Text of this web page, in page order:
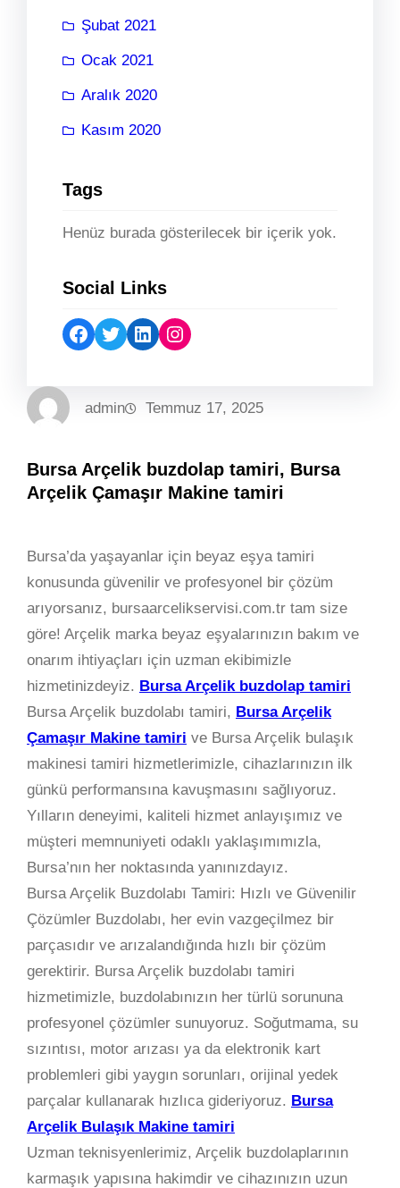
Şubat 2021
Ocak 2021
Aralık 2020
Kasım 2020
Tags
Henüz burada gösterilecek bir içerik yok.
Social Links
Facebook Twitter LinkedIn Instagram
admin Temmuz 17, 2025
Bursa Arçelik buzdolap tamiri, Bursa
Arçelik Çamaşır Makine tamiri
Bursa’da yaşayanlar için beyaz eşya tamiri
konusunda güvenilir ve profesyonel bir çözüm
arıyorsanız, bursaarcelikservisi.com.tr tam size
göre! Arçelik marka beyaz eşyalarınızın bakım ve
onarım ihtiyaçları için uzman ekibimizle
hizmetinizdeyiz. Bursa Arçelik buzdolap tamiri
Bursa Arçelik buzdolabı tamiri, Bursa Arçelik
Çamaşır Makine tamiri ve Bursa Arçelik bulaşık
makinesi tamiri hizmetlerimizle, cihazlarınızın ilk
günkü performansına kavuşmasını sağlıyoruz.
Yılların deneyimi, kaliteli hizmet anlayışımız ve
müşteri memnuniyeti odaklı yaklaşımımızla,
Bursa’nın her noktasında yanınızdayız.
Bursa Arçelik Buzdolabı Tamiri: Hızlı ve Güvenilir
Çözümler Buzdolabı, her evin vazgeçilmez bir
parçasıdır ve arızalandığında hızlı bir çözüm
gerektirir. Bursa Arçelik buzdolabı tamiri
hizmetimizle, buzdolabınızın her türlü sorununa
profesyonel çözümler sunuyoruz. Soğutmama, su
sızıntısı, motor arızası ya da elektronik kart
problemleri gibi yaygın sorunları, orijinal yedek
parçalar kullanarak hızlıca gideriyoruz. Bursa
Arçelik Bulaşık Makine tamiri
Uzman teknisyenlerimiz, Arçelik buzdolaplarının
karmaşık yapısına hakimdir ve cihazınızın uzun